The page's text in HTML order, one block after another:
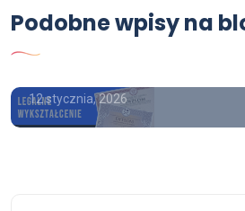
Podobne wpisy na
Kupie mature , kupie
wpisem , kupie średnie
12 stycznia, 2026